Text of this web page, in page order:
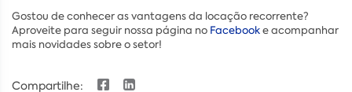
Gostou de conhecer as vantagens da locação recorrente?
Aproveite para seguir nossa página no Facebooke acompanhar
mais novidades sobre o setor!
Compartilhe: